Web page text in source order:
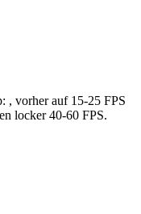
, vorher auf 15-25 FPS
locker 40-60 FPS.